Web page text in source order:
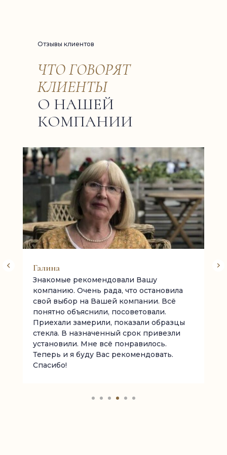
ЧТО ГОВОРЯТ
КЛИЕНТЫ
О НАШЕЙ
КОМПАНИИ
Отзывы клиентов
Галина
Знакомые рекомендовали Вашу
компанию. Очень рада, что остановила
свой выбор на Вашей компании. Всё
понятно объяснили, посоветовали.
Приехали замерили, показали образцы
стекла. В назначенный срок привезли
установили. Мне всё понравилось.
Теперь и я буду Вас рекомендовать.
Спасибо!